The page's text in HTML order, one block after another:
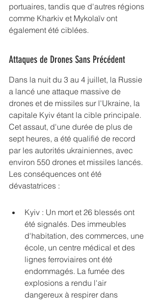
portuaires, tandis que d'autres régions
comme Kharkiv et Mykolaïv ont
également été ciblées.
Attaques de Drones Sans Précédent
Dans la nuit du 3 au 4 juillet, la Russie
a lancé une attaque massive de
drones et de missiles sur l'Ukraine, la
capitale Kyiv étant la cible principale.
Cet assaut, d'une durée de plus de
sept heures, a été qualifié de record
par les autorités ukrainiennes, avec
environ 550 drones et missiles lancés.
Les conséquences ont été
dévastatrices :
Kyiv : Un mort et 26 blessés ont
été signalés. Des immeubles
d'habitation, des commerces, une
école, un centre médical et des
lignes ferroviaires ont été
endommagés. La fumée des
explosions a rendu l'air
dangereux à respirer dans